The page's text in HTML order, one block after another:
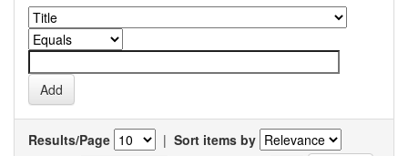
Results/Page | Sort items by